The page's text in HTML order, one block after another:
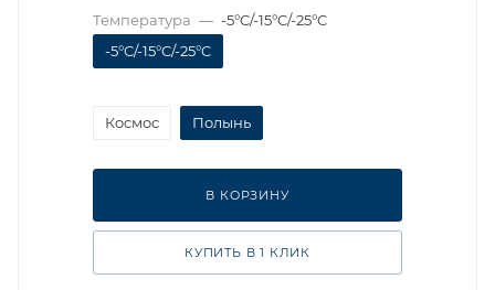
Температура — -5°C/-15°C/-25°C
-5°C/-15°C/-25°C
Космос Полынь
В КОРЗИНУ
КУПИТЬ В 1 КЛИК